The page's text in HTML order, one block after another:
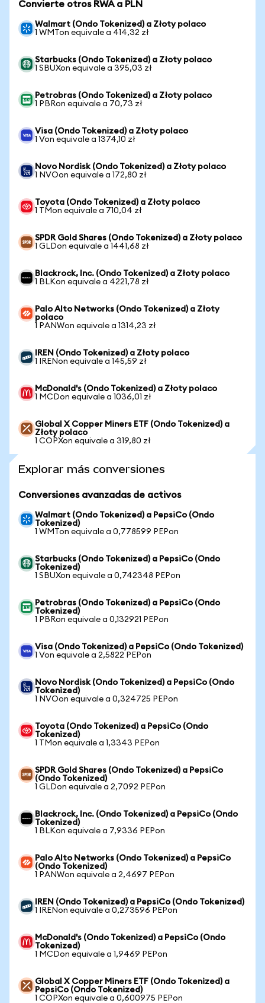
Convierte otros RWA a PLN
Walmart (Ondo Tokenized) a Złoty polaco
1 WMTon equivale a 414,32 zł
Starbucks (Ondo Tokenized) a Złoty polaco
1 SBUXon equivale a 395,03 zł
Petrobras (Ondo Tokenized) a Złoty polaco
1 PBRon equivale a 70,73 zł
Visa (Ondo Tokenized) a Złoty polaco
1 Von equivale a 1374,10 zł
Novo Nordisk (Ondo Tokenized) a Złoty polaco
1 NVOon equivale a 172,80 zł
Toyota (Ondo Tokenized) a Złoty polaco
1 TMon equivale a 710,04 zł
SPDR Gold Shares (Ondo Tokenized) a Złoty polaco
1 GLDon equivale a 1441,68 zł
Blackrock, Inc. (Ondo Tokenized) a Złoty polaco
1 BLKon equivale a 4221,78 zł
Palo Alto Networks (Ondo Tokenized) a Złoty
polaco
1 PANWon equivale a 1314,23 zł
IREN (Ondo Tokenized) a Złoty polaco
1 IRENon equivale a 145,59 zł
McDonald's (Ondo Tokenized) a Złoty polaco
1 MCDon equivale a 1036,01 zł
Global X Copper Miners ETF (Ondo Tokenized) a
Złoty polaco
1 COPXon equivale a 319,80 zł
Explorar más conversiones
Conversiones avanzadas de activos
Walmart (Ondo Tokenized) a PepsiCo (Ondo
Tokenized)
1 WMTon equivale a 0,778599 PEPon
Starbucks (Ondo Tokenized) a PepsiCo (Ondo
Tokenized)
1 SBUXon equivale a 0,742348 PEPon
Petrobras (Ondo Tokenized) a PepsiCo (Ondo
Tokenized)
1 PBRon equivale a 0,132921 PEPon
Visa (Ondo Tokenized) a PepsiCo (Ondo Tokenized)
1 Von equivale a 2,5822 PEPon
Novo Nordisk (Ondo Tokenized) a PepsiCo (Ondo
Tokenized)
1 NVOon equivale a 0,324725 PEPon
Toyota (Ondo Tokenized) a PepsiCo (Ondo
Tokenized)
1 TMon equivale a 1,3343 PEPon
SPDR Gold Shares (Ondo Tokenized) a PepsiCo
(Ondo Tokenized)
1 GLDon equivale a 2,7092 PEPon
Blackrock, Inc. (Ondo Tokenized) a PepsiCo (Ondo
Tokenized)
1 BLKon equivale a 7,9336 PEPon
Palo Alto Networks (Ondo Tokenized) a PepsiCo
(Ondo Tokenized)
1 PANWon equivale a 2,4697 PEPon
IREN (Ondo Tokenized) a PepsiCo (Ondo Tokenized)
1 IRENon equivale a 0,273596 PEPon
McDonald's (Ondo Tokenized) a PepsiCo (Ondo
Tokenized)
1 MCDon equivale a 1,9469 PEPon
Global X Copper Miners ETF (Ondo Tokenized) a
PepsiCo (Ondo Tokenized)
1 COPXon equivale a 0,600975 PEPon